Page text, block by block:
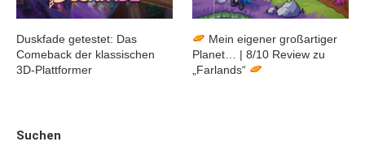
Suchen
Duskfade getestet: Das
Comeback der klassischen
3D-Plattformer
Mein eigener großartiger
Planet… | 8/10 Review zu
„Farlands“